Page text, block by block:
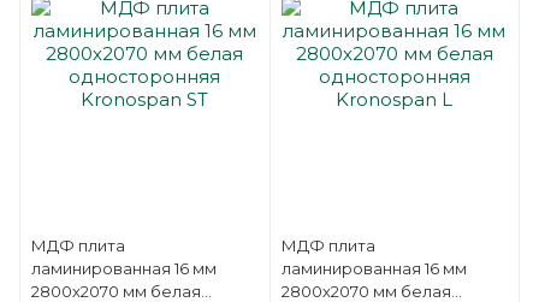
МДФ плита
ламинированная 16 мм
2800х2070 мм белая
МДФ плита
ламинированная 16 мм
2800х2070 мм белая